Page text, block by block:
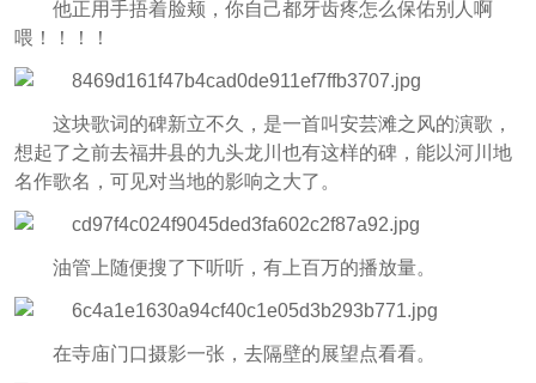
他正用手捂着脸颊，你自己都牙齿疼怎么保佑别人啊
喂！！！！
这块歌词的碑新立不久，是一首叫安芸滩之风的演歌，
想起了之前去福井县的九头龙川也有这样的碑，能以河川地
名作歌名，可见对当地的影响之大了。
油管上随便搜了下听听，有上百万的播放量。
在寺庙门口摄影一张，去隔壁的展望点看看。